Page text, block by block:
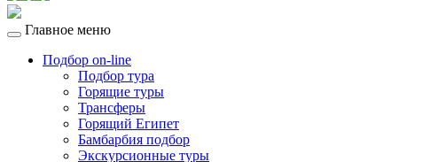
Главное меню
Подбор on-line
Подбор тура
Горящие туры
Трансферы
Горящий Египет
Бамбарбия подбор
Экскурсионные туры